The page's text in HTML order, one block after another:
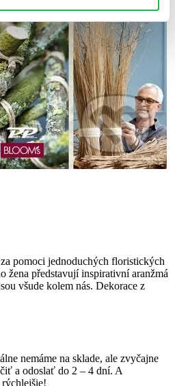
pomoci jednoduchých floristických
žena představují inspirativní aranžmá
všude kolem nás. Dekorace z
nemáme na sklade, ale zvyčajne
a odoslať do 2 – 4 dní. A
rýchlejšie!